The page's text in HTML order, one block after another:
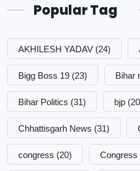
Popular Tag
AKHILESH YADAV (24)
Bigg Boss 19 (23) Bihar
Bihar Politics (31) bjp
Chhattisgarh News (31)
congress (20) Congress